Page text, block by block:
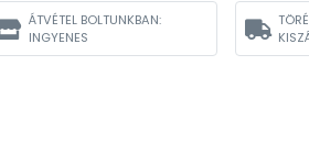
ÁTVÉTEL BOLTUNKBAN:
INGYENES